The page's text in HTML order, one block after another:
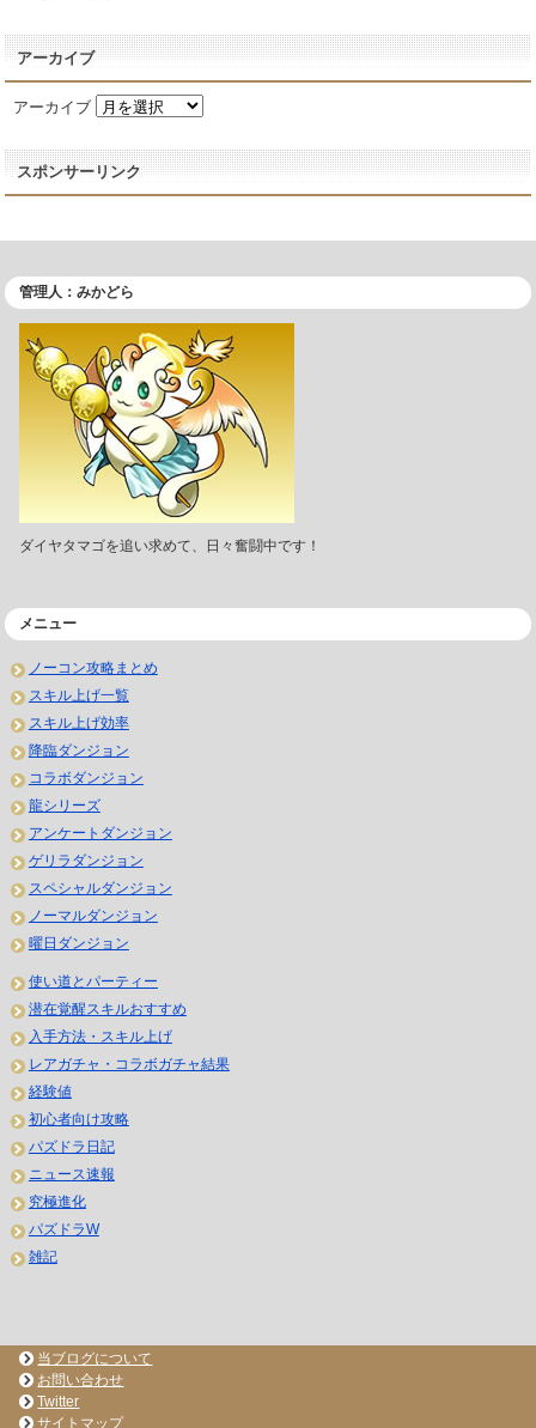
アーカイブ
アーカイブ
スポンサーリンク
管理人：みかどら
ダイヤタマゴを追い求めて、日々奮闘中です！
メニュー
ノーコン攻略まとめ
スキル上げ一覧
スキル上げ効率
降臨ダンジョン
コラボダンジョン
龍シリーズ
アンケートダンジョン
ゲリラダンジョン
スペシャルダンジョン
ノーマルダンジョン
曜日ダンジョン
使い道とパーティー
潜在覚醒スキルおすすめ
入手方法・スキル上げ
レアガチャ・コラボガチャ結果
経験値
初心者向け攻略
パズドラ日記
ニュース速報
究極進化
パズドラW
雑記
当ブログについて
お問い合わせ
Twitter
サイトマップ